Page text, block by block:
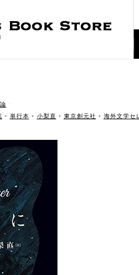
ˑ
• 単行本 • 小梨直 • 東京創元社 • 海外文学セ